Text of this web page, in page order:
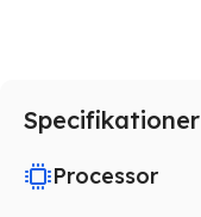
Specifikationer
Processor